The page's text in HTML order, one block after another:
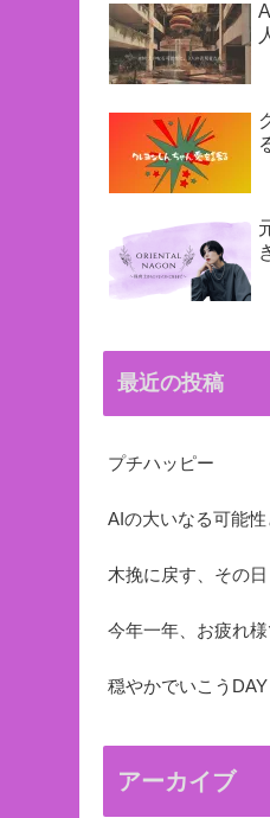
最近の投稿
プチハッピー
AIの大いなる可能
木挽に戻す、その
今年一年、お疲れ様
穏やかでいこうDAY
アーカイブ